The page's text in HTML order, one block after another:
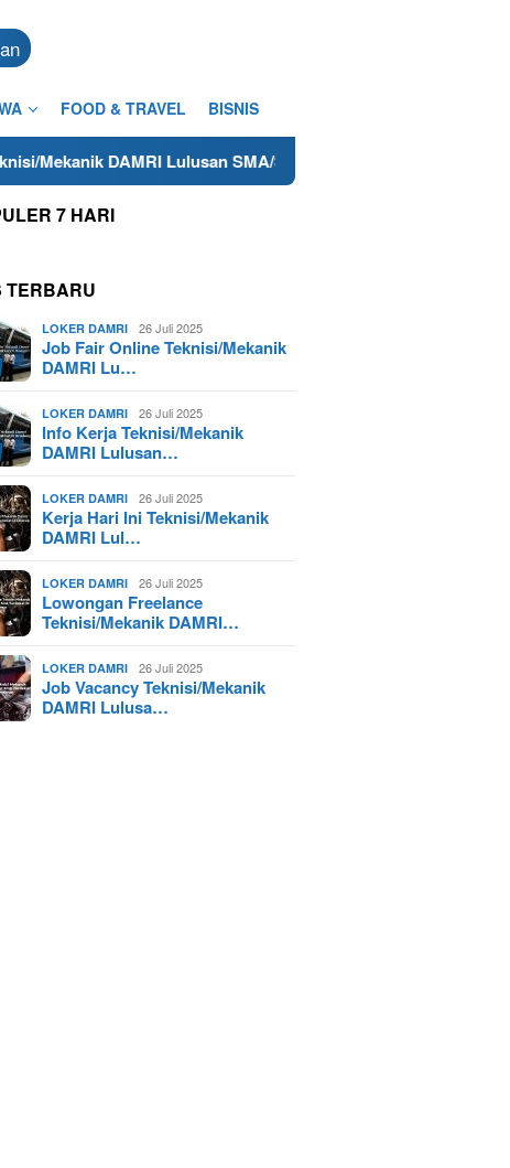
FOOD & TRAVEL BISNIS
SMA/SMK Terdekat di Cilacap Tahun 2025
7 HARI
TERBARU
LOKER DAMRI 26 Juli 2025
Job Fair Online Teknisi/Mekanik
DAMRI Lu…
LOKER DAMRI 26 Juli 2025
Info Kerja Teknisi/Mekanik
DAMRI Lulusan…
LOKER DAMRI 26 Juli 2025
Kerja Hari Ini Teknisi/Mekanik
DAMRI Lul…
LOKER DAMRI 26 Juli 2025
Lowongan Freelance
Teknisi/Mekanik DAMRI…
LOKER DAMRI 26 Juli 2025
Job Vacancy Teknisi/Mekanik
DAMRI Lulusa…